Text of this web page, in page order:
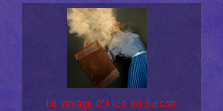
Le voyage d'Alice en Suisse